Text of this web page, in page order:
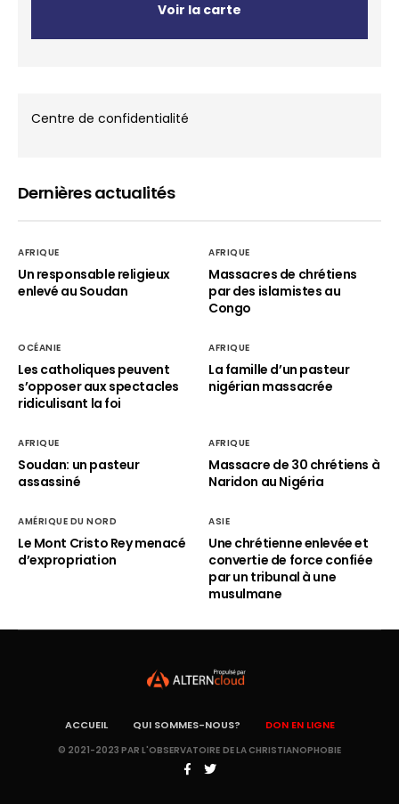
Voir la carte
Centre de confidentialité
Dernières actualités
AFRIQUE
Un responsable religieux
enlevé au Soudan
AFRIQUE
Massacres de chrétiens
par des islamistes au
Congo
OCÉANIE
Les catholiques peuvent
s’opposer aux spectacles
ridiculisant la foi
AFRIQUE
La famille d’un pasteur
nigérian massacrée
AFRIQUE
Soudan: un pasteur
assassiné
AFRIQUE
Massacre de 30 chrétiens à
Naridon au Nigéria
AMÉRIQUE DU NORD
Le Mont Cristo Rey menacé
d’expropriation
ASIE
Une chrétienne enlevée et
convertie de force confiée
par un tribunal à une
musulmane
ACCUEIL QUI SOMMES-NOUS? DON EN LIGNE
© 2021-2023 PAR L'OBSERVATOIRE DE LA CHRISTIANOPHOBIE